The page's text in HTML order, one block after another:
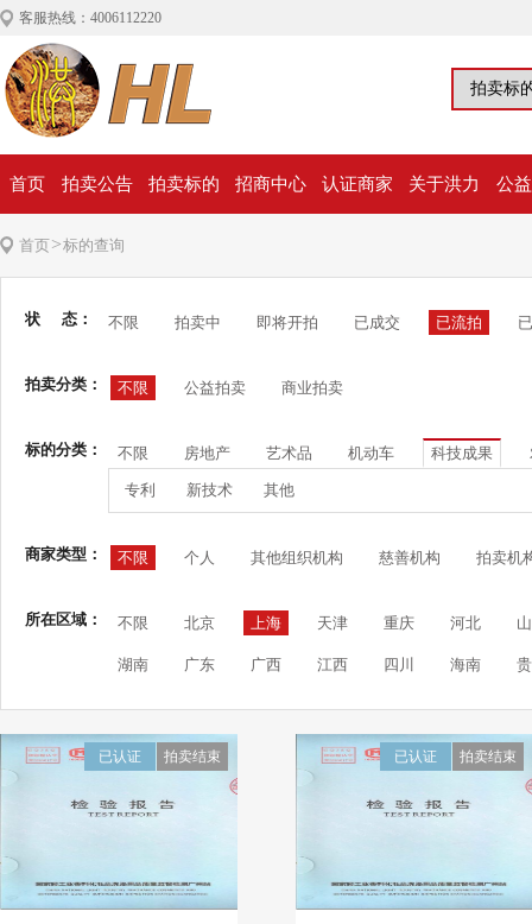
客服热线：4006112220
首页 拍卖公告 拍卖标的 招商中心 认证商家 关于洪力 公
首页>标的查询
状 态： 不限 拍卖中 即将开拍 已成交 已流拍
拍卖分类： 不限 公益拍卖 商业拍卖
标的分类： 不限 房地产 艺术品 机动车 科技成果
专利 新技术 其他
商家类型： 不限 个人 其他组织机构 慈善机构 拍卖机
所在区域： 不限 北京 上海 天津 重庆 河北
湖南 广东 广西 江西 四川 海南
拍卖结束
已认证 拍卖结束
已认证